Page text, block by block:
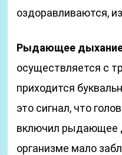
оздоравливаются,
Рыдающее
осуществляется с
приходится
это сигнал, что
включил рыдающее
организме мало